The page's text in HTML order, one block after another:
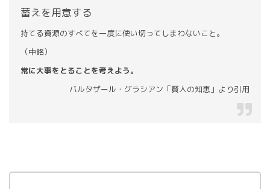
蓄えを用意する
持てる資源のすべてを一度に使い切ってしまわないこと。
（中略）
常に大事をとることを考えよう。
バルタザール・グラシアン「賢人の知恵」より引用